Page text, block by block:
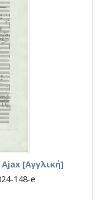
[Αγγλική]
148-e